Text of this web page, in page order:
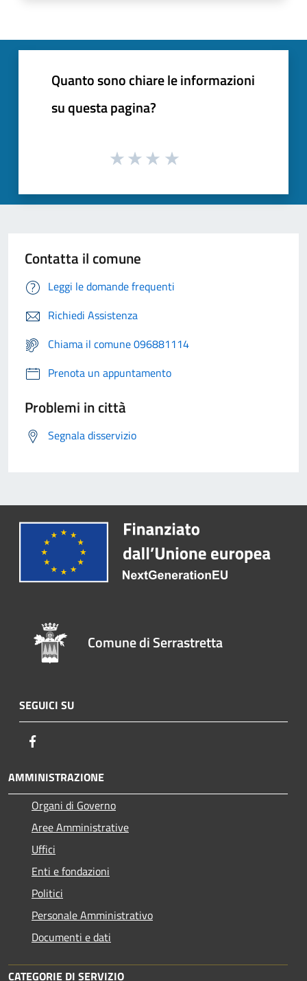
Quanto sono chiare le informazioni
su questa pagina?
Contatta il comune
Leggi le domande frequenti
Richiedi Assistenza
Chiama il comune 096881114
Prenota un appuntamento
Problemi in città
Segnala disservizio
Comune di Serrastretta
SEGUICI SU
AMMINISTRAZIONE
Organi di Governo
Aree Amministrative
Uffici
Enti e fondazioni
Politici
Personale Amministrativo
Documenti e dati
CATEGORIE DI SERVIZIO